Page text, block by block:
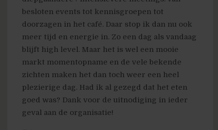
besloten events tot kennisgroepen tot
doorzagen in het café. Daar stop ik dan nu ook
meer tijd en energie in. Zo een dag als vandaag
blijft high level. Maar het is wel een mooie
markt momentopname en de vele bekende
zichten maken het dan toch weer een heel
plezierige dag. Had ik al gezegd dat het eten
goed was? Dank voor de uitnodiging in ieder
geval aan de organisatie!